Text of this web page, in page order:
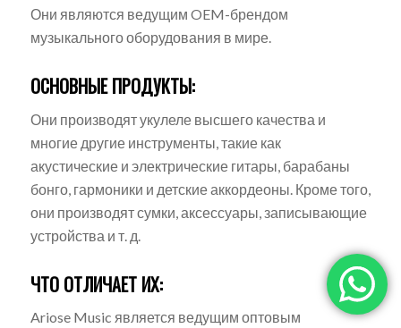
Они являются ведущим OEM-брендом
музыкального оборудования в мире.
ОСНОВНЫЕ ПРОДУКТЫ:
Они производят укулеле высшего качества и
многие другие инструменты, такие как
акустические и электрические гитары, барабаны
бонго, гармоники и детские аккордеоны. Кроме того,
они производят сумки, аксессуары, записывающие
устройства и т. д.
ЧТО ОТЛИЧАЕТ ИХ:
Ariose Music является ведущим оптовым